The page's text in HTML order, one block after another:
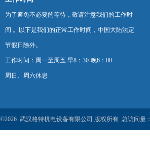
为了避免不必要的等待，敬请注意我们的工作时
间 。以下是我们的正常工作时间，中国大陆法定
节假日除外。
工作时间：周一至周五 早8：30-晚6：00
周日、周六休息
©2026 武汉格特机电设备有限公司 版权所有 总访问量：